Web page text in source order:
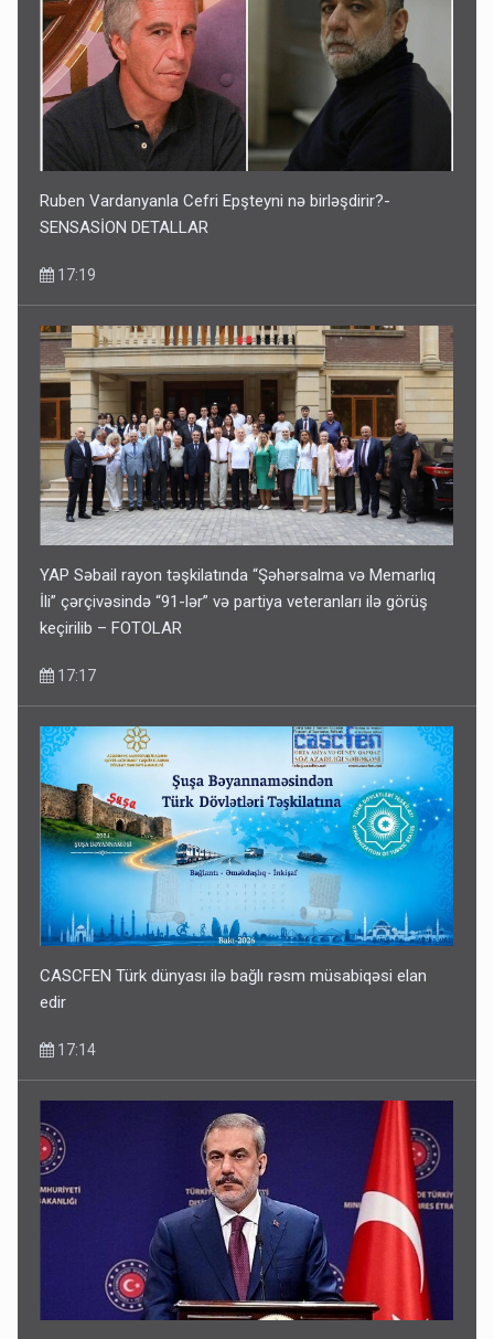
Ruben Vardanyanla Cefri Epşteyni nə birləşdirir?-
SENSASİON DETALLAR
17:19
YAP Səbail rayon təşkilatında “Şəhərsalma və Memarlıq
İli” çərçivəsində “91-lər” və partiya veteranları ilə görüş
keçirilib – FOTOLAR
17:17
CASCFEN Türk dünyası ilə bağlı rəsm müsabiqəsi elan
edir
17:14